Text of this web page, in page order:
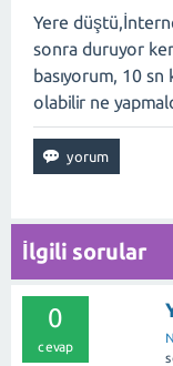
Yere
sonra duruyor
basıyorum, 10
olabilir ne
İlgili sorular
0
cevap